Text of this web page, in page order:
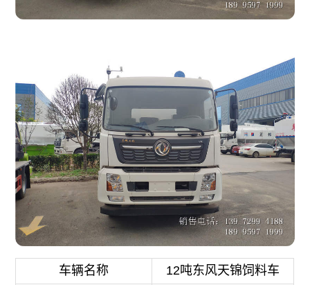
车辆名称 12吨东风天锦饲料车